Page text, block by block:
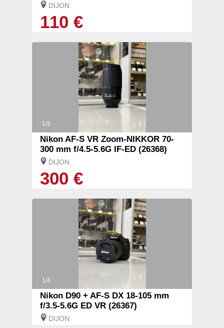
DIJON
110 €
1/3
Nikon AF-S VR Zoom-NIKKOR 70-
300 mm f/4.5-5.6G IF-ED (26368)
DIJON
300 €
1/4
Nikon D90 + AF-S DX 18-105 mm
f/3.5-5.6G ED VR (26367)
DIJON